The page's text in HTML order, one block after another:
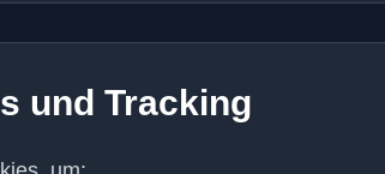
und Tracking